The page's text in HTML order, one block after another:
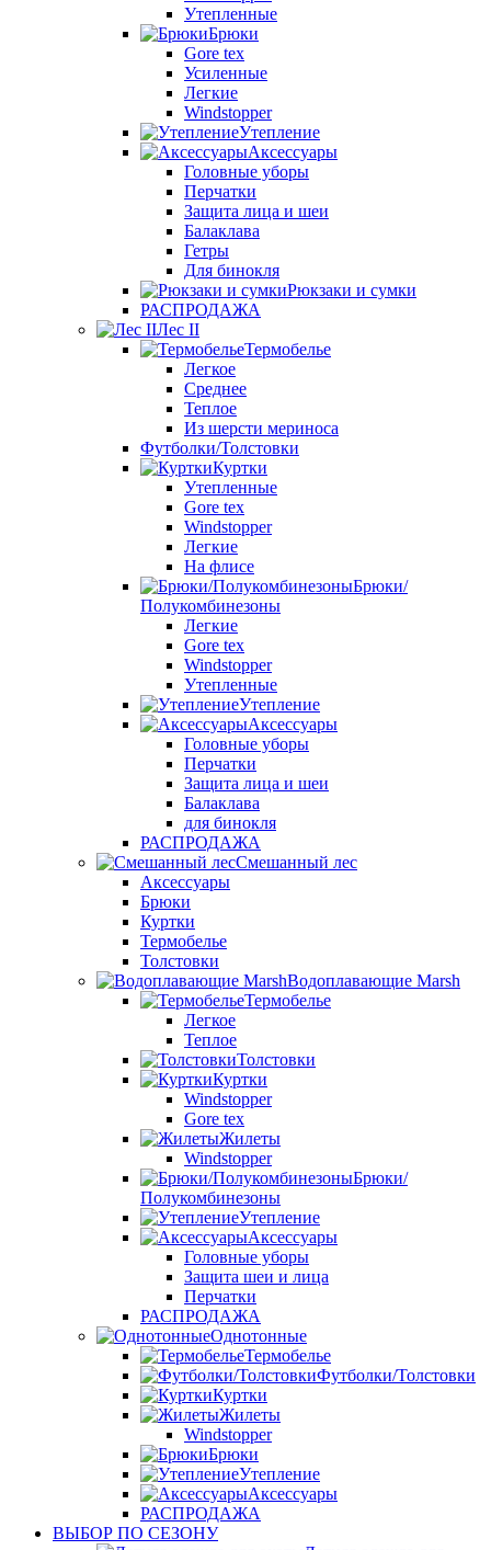
Утепленные
Брюки
Gore tex
Усиленные
Легкие
Windstopper
Утепление
Аксессуары
Головные уборы
Перчатки
Защита лица и шеи
Балаклава
Гетры
Для бинокля
Рюкзаки и сумки
РАСПРОДАЖА
Лес II
Термобелье
Легкое
Среднее
Теплое
Из шерсти мериноса
Футболки/Толстовки
Куртки
Утепленные
Gore tex
Windstopper
Легкие
На флисе
Брюки/
Полукомбинезоны
Легкие
Gore tex
Windstopper
Утепленные
Утепление
Аксессуары
Головные уборы
Перчатки
Защита лица и шеи
Балаклава
для бинокля
РАСПРОДАЖА
Смешанный лес
Аксессуары
Брюки
Куртки
Термобелье
Толстовки
Водоплавающие Marsh
Термобелье
Легкое
Теплое
Толстовки
Куртки
Windstopper
Gore tex
Жилеты
Windstopper
Брюки/
Полукомбинезоны
Утепление
Аксессуары
Головные уборы
Защита шеи и лица
Перчатки
РАСПРОДАЖА
Однотонные
Термобелье
Футболки/Толстовки
Куртки
Жилеты
Windstopper
Брюки
Утепление
Аксессуары
РАСПРОДАЖА
ВЫБОР ПО СЕЗОНУ